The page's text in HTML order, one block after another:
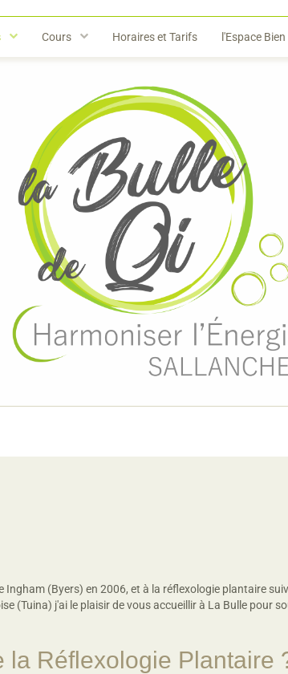
Cours Horaires et Tarifs l'Espace
Ingham (Byers) en 2006, et à la réflexologie plantaire
(Tuina) j'ai le plaisir de vous accueillir à La Bulle pour
la Réflexologie Plantaire